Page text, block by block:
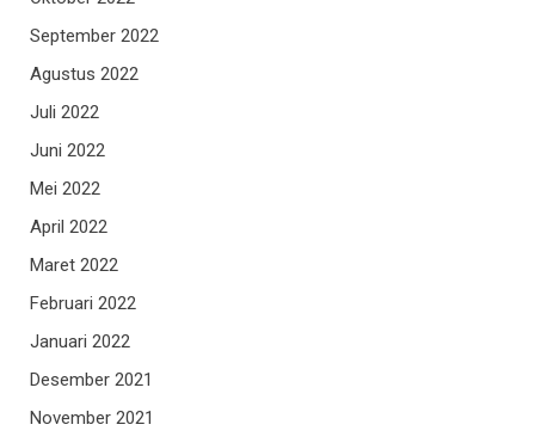
September 2022
Agustus 2022
Juli 2022
Juni 2022
Mei 2022
April 2022
Maret 2022
Februari 2022
Januari 2022
Desember 2021
November 2021